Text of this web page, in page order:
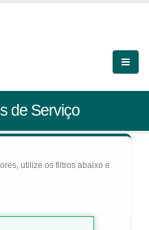
de Serviço
utilize os filtros abaixo e